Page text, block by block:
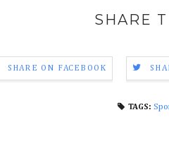
SHARE
SHARE ON FACEBOOK
TAGS: